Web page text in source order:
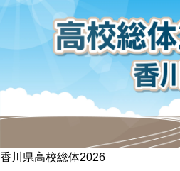
香川県高校総体2026